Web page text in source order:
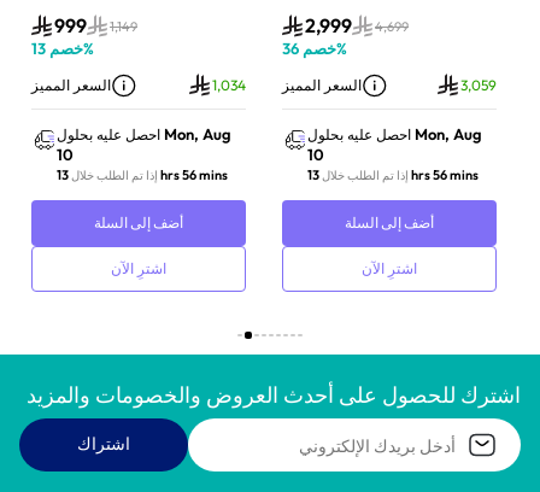
أسود999 1,149
خصم 13 %
السعر المميز 1,034
احصل عليه بحلول Mon, Aug
10
إذا تم الطلب خلال 13 hrs 56 mins
أضف إلى السلة
اشترِ الآن
ونظام Google TV2,999 4,699
خصم 36 %
السعر المميز 3,059
احصل عليه بحلول Mon, Aug
10
إذا تم الطلب خلال 13 hrs 56 mins
أضف إلى السلة
اشترِ الآن
اشترك للحصول على أحدث العروض والخصومات والمزيد
اشتراك